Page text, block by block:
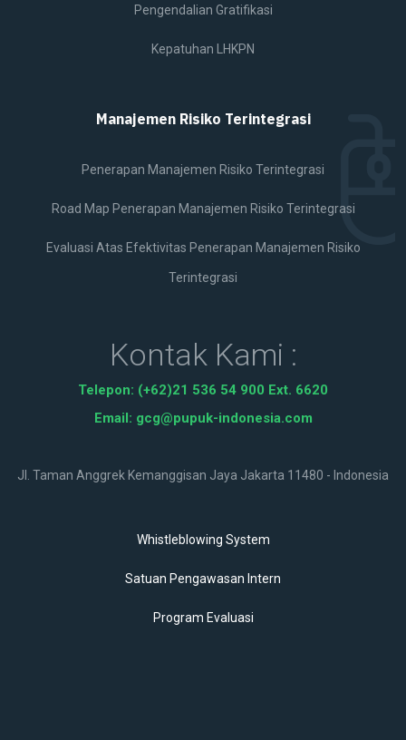
Pengendalian Gratifikasi
Kepatuhan LHKPN
Manajemen Risiko Terintegrasi
Penerapan Manajemen Risiko Terintegrasi
Road Map Penerapan Manajemen Risiko Terintegrasi
Evaluasi Atas Efektivitas Penerapan Manajemen Risiko
Terintegrasi
Kontak Kami :
Telepon: (+62)21 536 54 900 Ext. 6620
Email: gcg@pupuk-indonesia.com
Jl. Taman Anggrek Kemanggisan Jaya Jakarta 11480 - Indonesia
Whistleblowing System
Satuan Pengawasan Intern
Program Evaluasi